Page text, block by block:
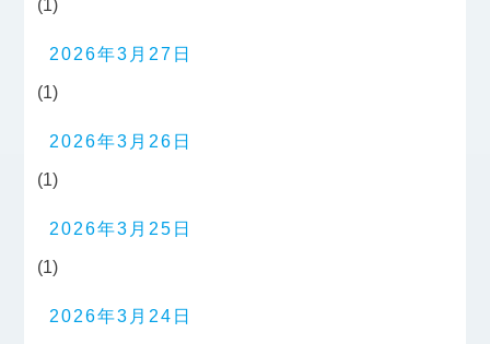
(1)
2026年3月27日
(1)
2026年3月26日
(1)
2026年3月25日
(1)
2026年3月24日